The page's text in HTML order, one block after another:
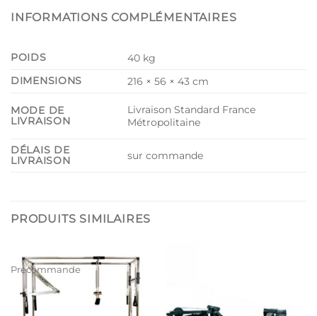
INFORMATIONS COMPLÉMENTAIRES
POIDS
40 kg
DIMENSIONS
216 × 56 × 43 cm
MODE DE
LIVRAISON
Livraison Standard France
Métropolitaine
DÉLAIS DE
LIVRAISON
sur commande
PRODUITS SIMILAIRES
Precommande